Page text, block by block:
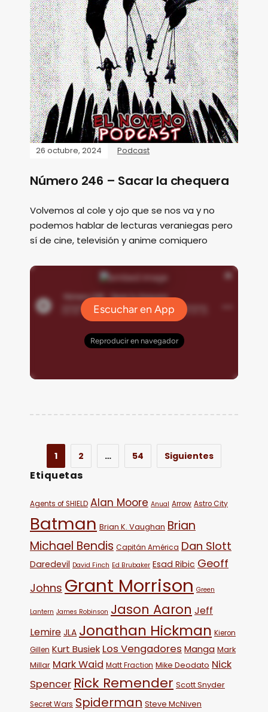
26 octubre, 2024 Podcast
Número 246 – Sacar la chequera
Volvemos al cole y ojo que se nos va y no
podemos hablar de lecturas veraniegas pero
sí de cine, televisión y anime comiquero
1 2 … 54 Siguientes
Etiquetas
Agents of SHIELD Alan Moore Anual Arrow Astro City
Batman Brian K. Vaughan Brian
Michael Bendis Capitán América Dan Slott
Daredevil David Finch Ed Brubaker Esad Ribic Geoff
Johns Grant Morrison Green
Lantern James Robinson Jason Aaron Jeff
Lemire JLA Jonathan Hickman Kieron
Gillen Kurt Busiek Los Vengadores Manga Mark
Millar Mark Waid Matt Fraction Mike Deodato Nick
Spencer Rick Remender Scott Snyder
Secret Wars Spiderman Steve McNiven